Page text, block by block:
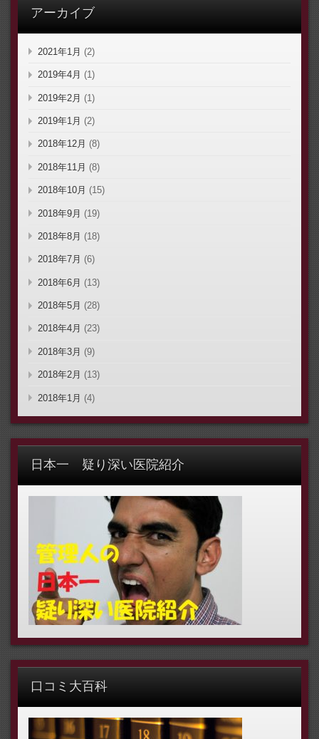
アーカイブ
2021年1月 (2)
2019年4月 (1)
2019年2月 (1)
2019年1月 (2)
2018年12月 (8)
2018年11月 (8)
2018年10月 (15)
2018年9月 (19)
2018年8月 (18)
2018年7月 (6)
2018年6月 (13)
2018年5月 (28)
2018年4月 (23)
2018年3月 (9)
2018年2月 (13)
2018年1月 (4)
日本一 疑り深い医院紹介
口コミ大百科